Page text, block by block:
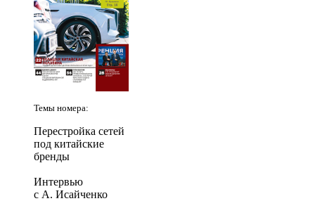
Темы номера:
Перестройка сетей
под китайские
бренды
Интервью
с А. Исайченко